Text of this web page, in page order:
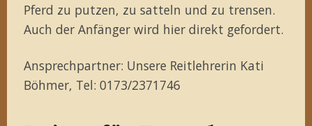
Pferd zu putzen, zu satteln und zu trensen.
Auch der Anfänger wird hier direkt gefordert.
Ansprechpartner: Unsere Reitlehrerin Kati
Böhmer, Tel: 0173/2371746